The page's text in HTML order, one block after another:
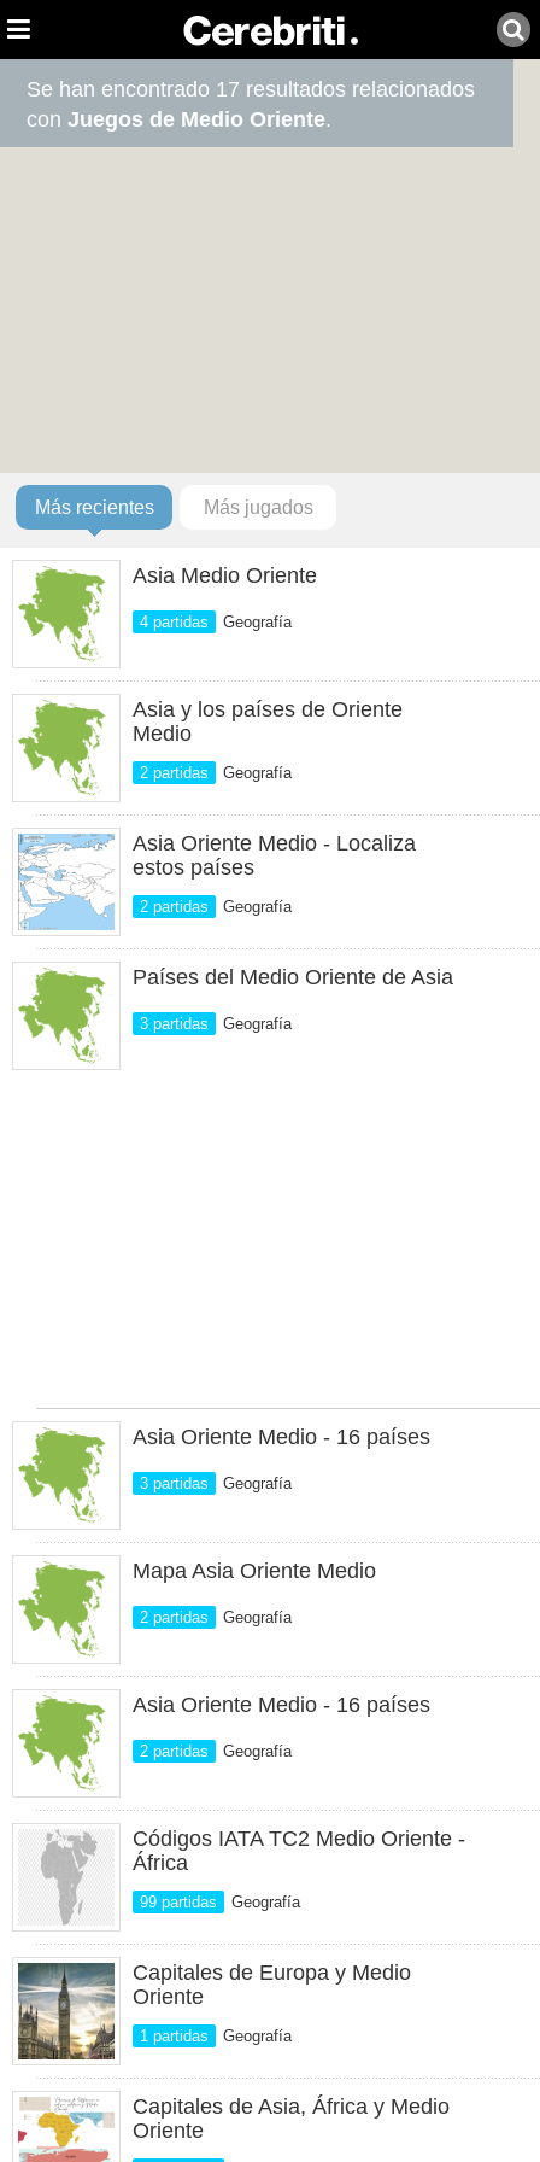
Se han encontrado 17 resultados relacionados
conJuegos de Medio Oriente.
Más recientes Más jugados
Asia Medio Oriente
4 partidas Geografía
Asia y los países de Oriente
Medio
2 partidas Geografía
Asia Oriente Medio - Localiza
estos países
2 partidas Geografía
Países del Medio Oriente de Asia
3 partidas Geografía
Asia Oriente Medio - 16 países
3 partidas Geografía
Mapa Asia Oriente Medio
2 partidas Geografía
Asia Oriente Medio - 16 países
2 partidas Geografía
Códigos IATA TC2 Medio Oriente -
África
99 partidas Geografía
Capitales de Europa y Medio
Oriente
1 partidas Geografía
Capitales de Asia, África y Medio
Oriente